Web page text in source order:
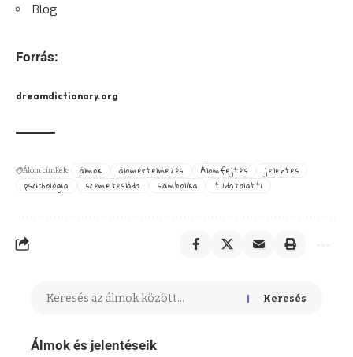
Blog
Forrás:
dreamdictionary.org
Álom címkék: álmok álomértelmezés Álomfejtés
jelentés
pszichológia
szemetesláda szimbolika tudatalatti
Keresés
Álmok és jelentéseik